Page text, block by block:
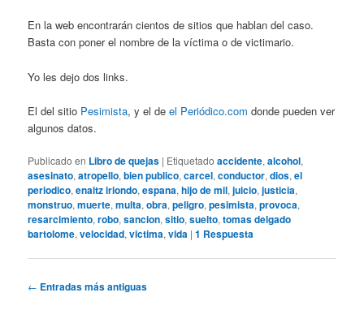
En la web encontrarán cientos de sitios que hablan del caso.
Basta con poner el nombre de la víctima o de victimario.
Yo les dejo dos links.
El del sitio Pesimista, y el deel Periódico.com donde pueden ver
algunos datos.
Publicado en Libro de quejas | Etiquetado accidente,alcohol,
asesinato,atropello,bien publico,carcel,conductor,dios,el
periodico,enaitz iriondo,espana,hijo de mil,juicio,justicia,
monstruo,muerte,multa,obra,peligro,pesimista,provoca,
resarcimiento,robo,sancion,sitio,suelto,tomas delgado
bartolome,velocidad,victima,vida |1 Respuesta
Navegación
← Entradas más antiguas